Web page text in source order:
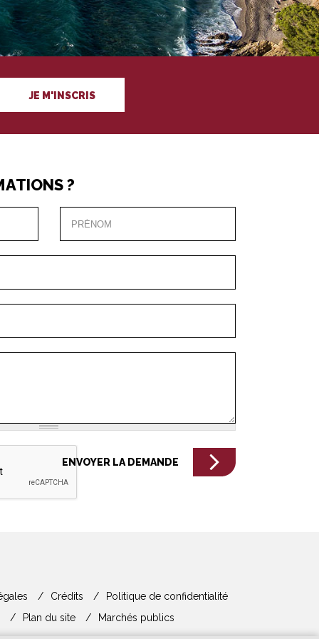
JE M'INSCRIS
?
Crédits
Politique de confidentialité
Plan du site
Marchés publics